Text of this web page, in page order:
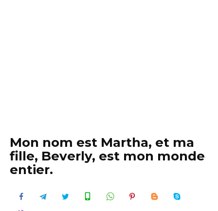
Mon nom est Martha, et ma
fille, Beverly, est mon monde
entier.